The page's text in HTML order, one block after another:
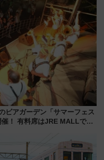
ビアガーデン「サマーフェス
！ 有料席はJRE MALLで予